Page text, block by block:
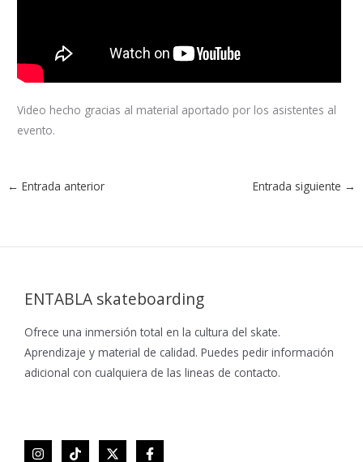
Video hecho gracias al material aportado por los asistentes al
evento.
← Entrada anterior Entrada siguiente →
ENTABLA skateboarding
Ofrece una inmersión total en la cultura del skate.
Aprendizaje y material de calidad. Puedes pedir información
adicional con cualquiera de las lineas de contacto.